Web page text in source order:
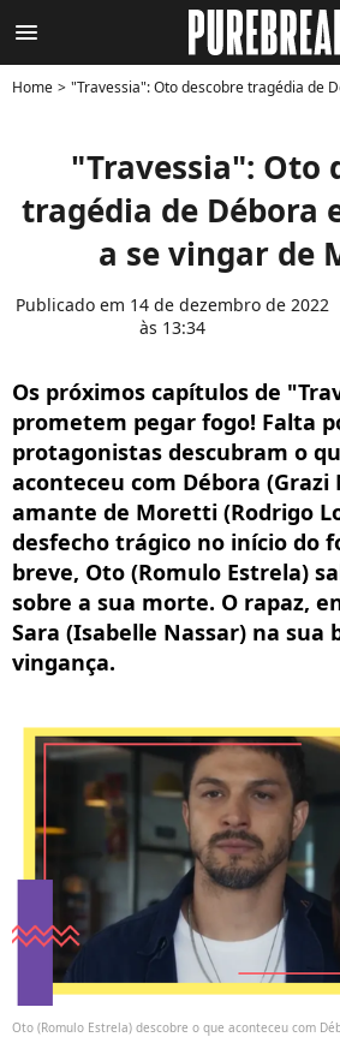
menu
Home "Travessia": Oto descobre tragédia de Débora e
"Travessia": Oto
tragédia de Débora
a se vingar de
Publicado em 14 de dezembro de 2022
às 13:34
Os próximos capítulos de
prometem pegar fogo! Falta
protagonistas descubram o
aconteceu com Débora (Grazi
amante de Moretti (Rodrigo
desfecho trágico no início do
breve, Oto (Romulo Estrela)
sobre a sua morte. O rapaz,
Sara (Isabelle Nassar) na sua
vingança.
Oto (Romulo Estrela) descobre o que aconteceu com